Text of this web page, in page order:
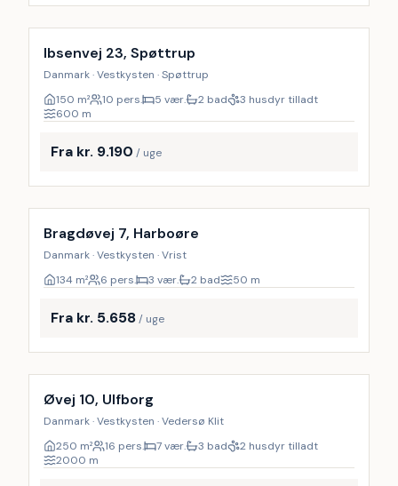
Inkl. rengøring
Ibsenvej 23, Spøttrup
Danmark · Vestkysten · Spøttrup
150 m² 10 pers. 5 vær. 2 bad
3 husdyr tilladt
600 m
Fra kr. 9.190 / uge
Bragdøvej 7, Harboøre
Danmark · Vestkysten · Vrist
134 m² 6 pers. 3 vær. 2 bad 50 m
Fra kr. 5.658/ uge
Inkl. rengøring
Øvej 10, Ulfborg
Danmark · Vestkysten · Vedersø Klit
250 m² 16 pers. 7 vær. 3 bad
2 husdyr tilladt
2000 m